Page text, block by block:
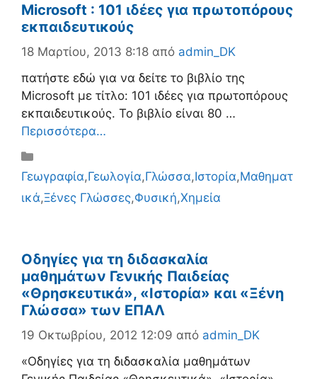
Microsoft : 101 ιδέες για πρωτοπόρους
εκπαιδευτικούς
18 Μαρτίου, 2013 8:18 από admin_DK
πατήστε εδώ για να δείτε το βιβλίο της
Microsoft με τίτλο: 101 ιδέες για πρωτοπόρους
εκπαιδευτικούς. Το βιβλίο είναι 80 …
Περισσότερα…
Γεωγραφία,Γεωλογία,Γλώσσα,Ιστορία,Μαθηματ
ικά,Ξένες Γλώσσες,Φυσική,Χημεία
Οδηγίες για τη διδασκαλία
μαθημάτων Γενικής Παιδείας
«Θρησκευτικά», «Ιστορία» και «Ξένη
Γλώσσα» των ΕΠΑΛ
19 Οκτωβρίου, 2012 12:09 από admin_DK
«Οδηγίες για τη διδασκαλία μαθημάτων